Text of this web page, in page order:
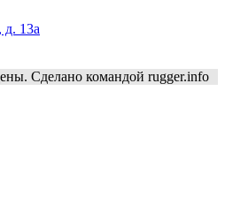
д. 13a
Сделано командой rugger.info